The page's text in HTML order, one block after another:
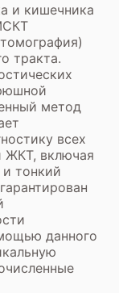
и кишечника
тракта.
метод
всех
ЖКТ, включая
тонкий
данного